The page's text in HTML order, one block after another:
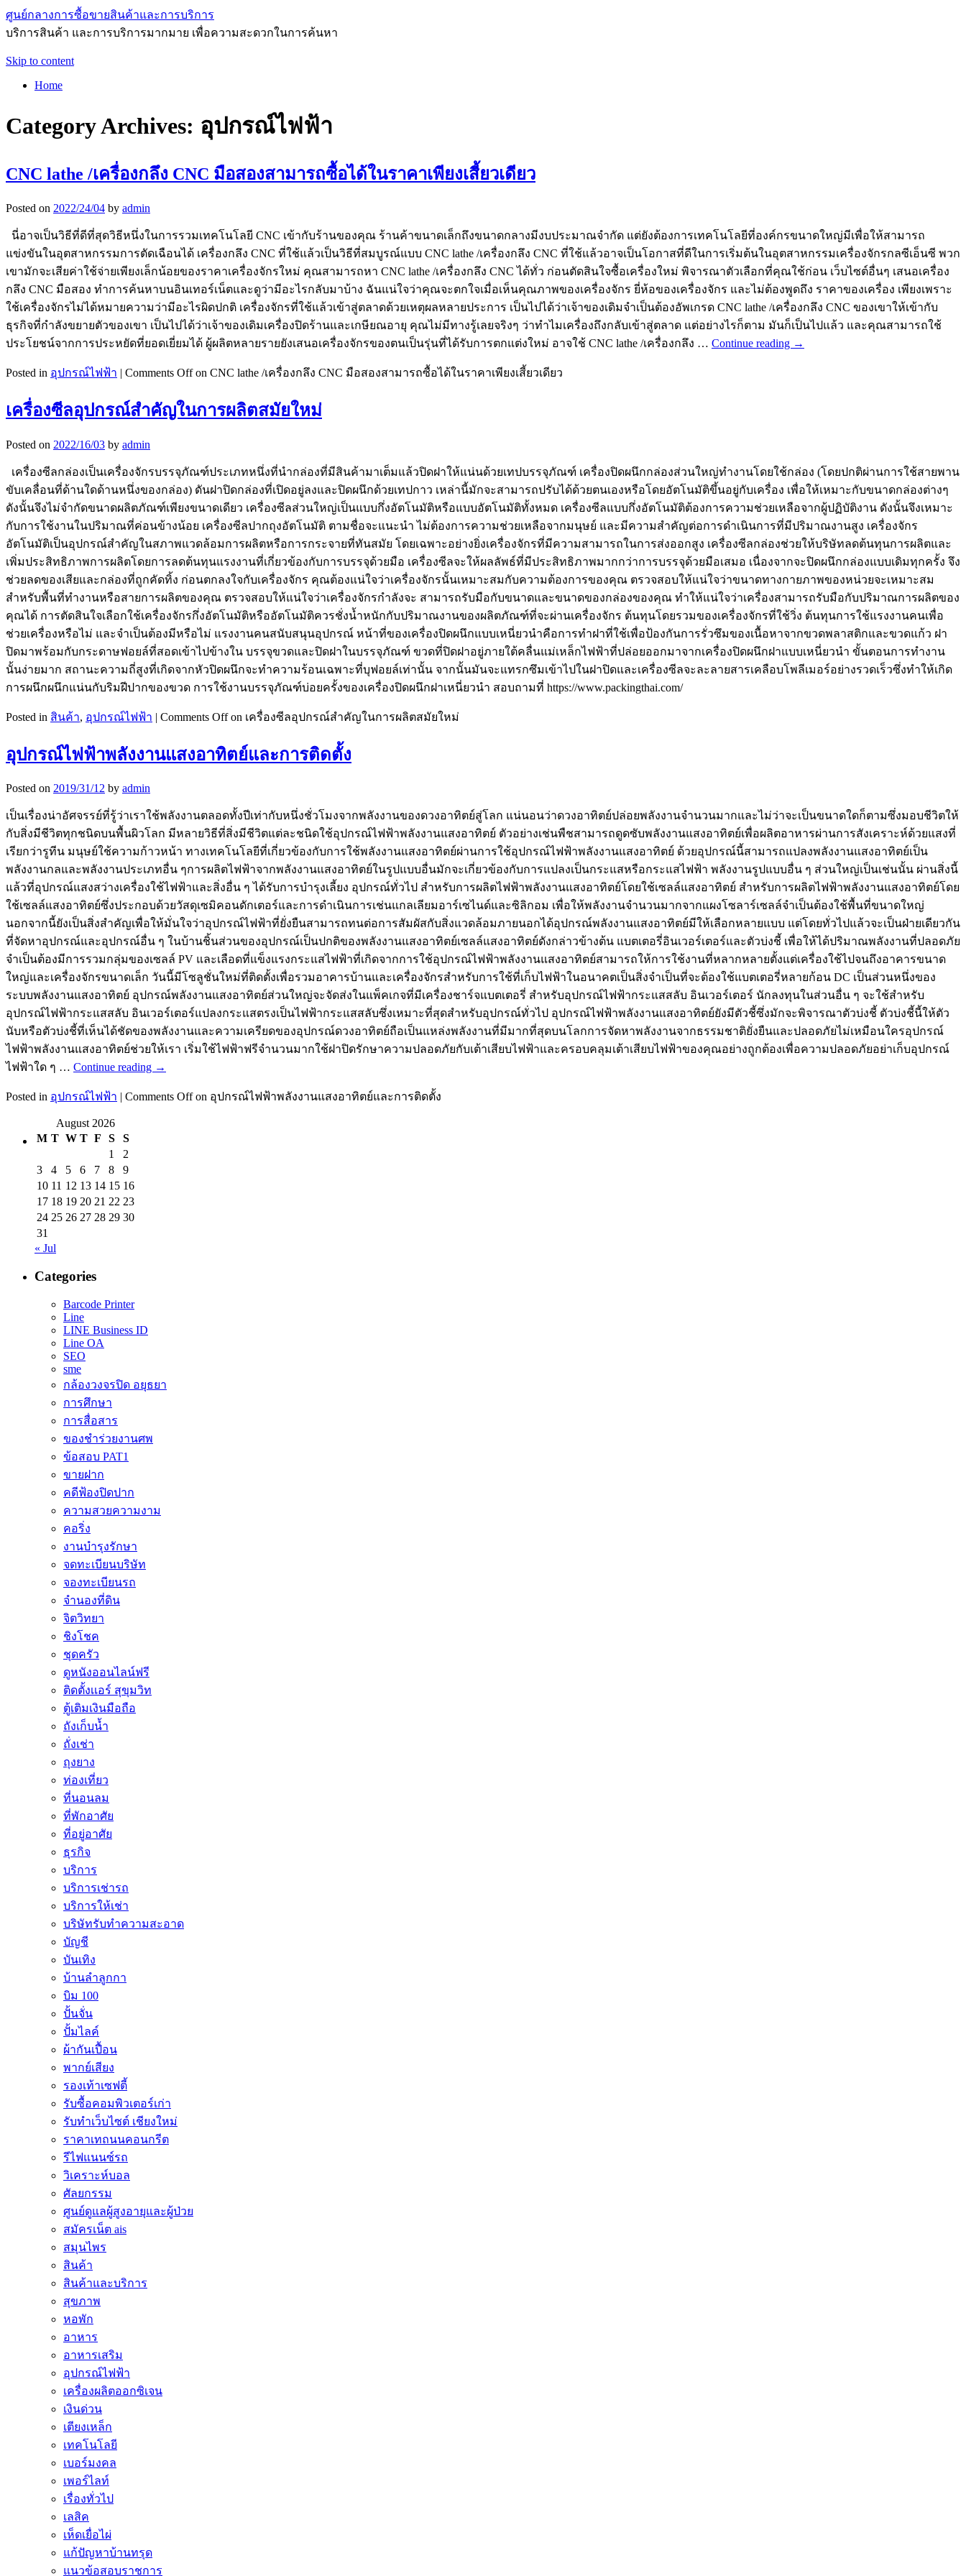
ศูนย์กลางการซื้อขายสินค้าและการบริการ
บริการสินค้า และการบริการมากมาย เพื่อความสะดวกในการค้นหา
Skip to content
Home
Category Archives: อุปกรณ์ไฟฟ้า
CNC lathe /เครื่องกลึง CNC มือสองสามารถซื้อได้ในราคาเพียงเสี้ยวเดียว
Posted on 2022/24/04 by admin
นี่อาจเป็นวิธีที่ดีที่สุดวิธีหนึ่งในการรวมเทคโนโลยี CNC เข้ากับร้านของคุณ ร้านค้าขนาดเล็กถึงขนาดกลางมีงบประมาณจำกัด แต่ยังต้องการเทคโนโลยีที่องค์กรขนาดใหญ่มีเพื่อให้สามารถ
แข่งขันในอุตสาหกรรมการตัดเฉือนได้ เครื่องกลึง CNC ที่ใช้แล้วเป็นวิธีที่สมบูรณ์แบบ CNC lathe /เครื่องกลึง CNC ที่ใช้แล้วอาจเป็นโอกาสที่ดีในการเริ่มต้นในอุตสาหกรรมเครื่องจักรกลซีเอ็นซี พวก
เขามักจะเสียค่าใช้จ่ายเพียงเล็กน้อยของราคาเครื่องจักรใหม่ คุณสามารถหา CNC lathe /เครื่องกลึง CNC ได้ทั่ว ก่อนตัดสินใจซื้อเครื่องใหม่ พิจารณาตัวเลือกที่คุณใช้ก่อน เว็บไซต์อื่นๆ เสนอเครื่อง
กลึง CNC มือสอง ทำการค้นหาบนอินเทอร์เน็ตและดูว่ามีอะไรกลับมาบ้าง ฉันแน่ใจว่าคุณจะตกใจเมื่อเห็นคุณภาพของเครื่องจักร ยี่ห้อของเครื่องจักร และไม่ต้องพูดถึง ราคาของเครื่อง เพียงเพราะ
ใช้เครื่องจักรไม่ได้หมายความว่ามีอะไรผิดปกติ เครื่องจักรที่ใช้แล้วเข้าสู่ตลาดด้วยเหตุผลหลายประการ เป็นไปได้ว่าเจ้าของเดิมจำเป็นต้องอัพเกรด CNC lathe /เครื่องกลึง CNC ของเขาให้เข้ากับ
ธุรกิจที่กำลังขยายตัวของเขา เป็นไปได้ว่าเจ้าของเดิมเครื่องปิดร้านและเกษียณอายุ คุณไม่มีทางรู้เลยจริงๆ ว่าทำไมเครื่องถึงกลับเข้าสู่ตลาด แต่อย่างไรก็ตาม มันก็เป็นไปแล้ว และคุณสามารถใช้
ประโยชน์จากการประหยัดที่ยอดเยี่ยมได้ ผู้ผลิตหลายรายยังเสนอเครื่องจักรของตนเป็นรุ่นที่ได้รับการตกแต่งใหม่ อาจใช้ CNC lathe /เครื่องกลึง … Continue reading →
Posted in อุปกรณ์ไฟฟ้า | Comments Offon CNC lathe /เครื่องกลึง CNC มือสองสามารถซื้อได้ในราคาเพียงเสี้ยวเดียว
เครื่องซีลอุปกรณ์สำคัญในการผลิตสมัยใหม่
Posted on 2022/16/03 by admin
เครื่องซีลกล่องเป็นเครื่องจักรบรรจุภัณฑ์ประเภทหนึ่งที่นำกล่องที่มีสินค้ามาเต็มแล้วปิดฝาให้แน่นด้วยเทปบรรจุภัณฑ์ เครื่องปิดผนึกกล่องส่วนใหญ่ทำงานโดยใช้กล่อง (โดยปกติผ่านการใช้สายพาน
ขับเคลื่อนที่ด้านใดด้านหนึ่งของกล่อง) ดันฝาปิดกล่องที่เปิดอยู่ลงและปิดผนึกด้วยเทปกาว เหล่านี้มักจะสามารถปรับได้ด้วยตนเองหรือโดยอัตโนมัติขึ้นอยู่กับเครื่อง เพื่อให้เหมาะกับขนาดกล่องต่างๆ
ดังนั้นจึงไม่จำกัดขนาดผลิตภัณฑ์เพียงขนาดเดียว เครื่องซีลส่วนใหญ่เป็นแบบกึ่งอัตโนมัติหรือแบบอัตโนมัติทั้งหมด เครื่องซีลแบบกึ่งอัตโนมัติต้องการความช่วยเหลือจากผู้ปฏิบัติงาน ดังนั้นจึงเหมาะ
กับการใช้งานในปริมาณที่ค่อนข้างน้อย เครื่องซีลปากถุงอัตโนมัติ ตามชื่อจะแนะนำ ไม่ต้องการความช่วยเหลือจากมนุษย์ และมีความสำคัญต่อการดำเนินการที่มีปริมาณงานสูง เครื่องจักร
อัตโนมัติเป็นอุปกรณ์สำคัญในสภาพแวดล้อมการผลิตหรือการกระจายที่ทันสมัย ​​โดยเฉพาะอย่างยิ่งเครื่องจักรที่มีความสามารถในการส่งออกสูง เครื่องซีลกล่องช่วยให้บริษัทลดต้นทุนการผลิตและ
เพิ่มประสิทธิภาพการผลิตโดยการลดต้นทุนแรงงานที่เกี่ยวข้องกับการบรรจุด้วยมือ เครื่องซีลจะให้ผลลัพธ์ที่มีประสิทธิภาพมากกว่าการบรรจุด้วยมือเสมอ เนื่องจากจะปิดผนึกกล่องแบบเดิมทุกครั้ง จึง
ช่วยลดของเสียและกล่องที่ถูกคัดทิ้ง ก่อนตกลงใจกับเครื่องจักร คุณต้องแน่ใจว่าเครื่องจักรนั้นเหมาะสมกับความต้องการของคุณ ตรวจสอบให้แน่ใจว่าขนาดทางกายภาพของหน่วยจะเหมาะสม
สำหรับพื้นที่ทำงานหรือสายการผลิตของคุณ ตรวจสอบให้แน่ใจว่าเครื่องจักรกำลังจะ สามารถรับมือกับขนาดและขนาดของกล่องของคุณ ทำให้แน่ใจว่าเครื่องสามารถรับมือกับปริมาณการผลิตของ
คุณได้ การตัดสินใจเลือกใช้เครื่องจักรกึ่งอัตโนมัติหรืออัตโนมัติควรชั่งน้ำหนักกับปริมาณงานของผลิตภัณฑ์ที่จะผ่านเครื่องจักร ต้นทุนโดยรวมของเครื่องจักรที่ใช้วิ่ง ต้นทุนการใช้แรงงานคนเพื่อ
ช่วยเครื่องหรือไม่ และจำเป็นต้องมีหรือไม่ แรงงานคนสนับสนุนอุปกรณ์ หน้าที่ของเครื่องปิดผนึกแบบเหนี่ยวนำคือการทำฝาที่ใช้เพื่อป้องกันการรั่วซึมของเนื้อหาจากขวดพลาสติกและขวดแก้ว ฝา
ปิดมาพร้อมกับกระดาษฟอยล์ที่สอดเข้าไปข้างใน บรรจุขวดและปิดฝาในบรรจุภัณฑ์ ขวดที่ปิดฝาอยู่ภายใต้คลื่นแม่เหล็กไฟฟ้าที่ปล่อยออกมาจากเครื่องปิดผนึกฝาแบบเหนี่ยวนำ ขั้นตอนการทำงาน
นั้นง่ายมาก สถานะความถี่สูงที่เกิดจากหัวปิดผนึกจะทำความร้อนเฉพาะที่บุฟอยล์เท่านั้น จากนั้นมันจะแทรกซึมเข้าไปในฝาปิดและเครื่องซีลจะละลายสารเคลือบโพลีเมอร์อย่างรวดเร็วซึ่งทำให้เกิด
การผนึกผนึกแน่นกับริมฝีปากของขวด การใช้งานบรรจุภัณฑ์บ่อยครั้งของเครื่องปิดผนึกฝาเหนี่ยวนำ สอบถามที่ https://www.packingthai.com/
Posted in สินค้า, อุปกรณ์ไฟฟ้า | Comments Offon เครื่องซีลอุปกรณ์สำคัญในการผลิตสมัยใหม่
อุปกรณ์ไฟฟ้าพลังงานแสงอาทิตย์และการติดตั้ง
Posted on 2019/31/12 by admin
เป็นเรื่องน่าอัศจรรย์ที่รู้ว่าเราใช้พลังงานตลอดทั้งปีเท่ากับหนึ่งชั่วโมงจากพลังงานของดวงอาทิตย์สู่โลก แน่นอนว่าดวงอาทิตย์ปล่อยพลังงานจำนวนมากและไม่ว่าจะเป็นขนาดใดก็ตามซึ่งมอบชีวิตให้
กับสิ่งมีชีวิตทุกชนิดบนพื้นผิวโลก มีหลายวิธีที่สิ่งมีชีวิตแต่ละชนิดใช้อุปกรณ์ไฟฟ้าพลังงานแสงอาทิตย์ ตัวอย่างเช่นพืชสามารถดูดซับพลังงานแสงอาทิตย์เพื่อผลิตอาหารผ่านการสังเคราะห์ด้วยแสงที่
เรียกว่ารูทีน มนุษย์ใช้ความก้าวหน้า ทางเทคโนโลยีที่เกี่ยวข้องกับการใช้พลังงานแสงอาทิตย์ผ่านการใช้อุปกรณ์ไฟฟ้าพลังงานแสงอาทิตย์ ด้วยอุปกรณ์นี้สามารถแปลงพลังงานแสงอาทิตย์เป็น
พลังงานกลและพลังงานประเภทอื่น ๆการผลิตไฟฟ้าจากพลังงานแสงอาทิตย์ในรูปแบบอื่นมักจะเกี่ยวข้องกับการแปลงเป็นกระแสหรือกระแสไฟฟ้า พลังงานรูปแบบอื่น ๆ ส่วนใหญ่เป็นเช่นนั้น ผ่านสิ่งนี้
แล้วที่อุปกรณ์แสงสว่างเครื่องใช้ไฟฟ้าและสิ่งอื่น ๆ ได้รับการบำรุงเลี้ยง อุปกรณ์ทั่วไป สำหรับการผลิตไฟฟ้าพลังงานแสงอาทิตย์โดยใช้เซลล์แสงอาทิตย์ สำหรับการผลิตไฟฟ้าพลังงานแสงอาทิตย์โดย
ใช้เซลล์แสงอาทิตย์ซึ่งประกอบด้วยวัสดุเซมิคอนดักเตอร์และการดำเนินการเช่นแกลเลียมอาร์เซไนด์และซิลิกอม เพื่อให้พลังงานจำนวนมากจากแผงโซลาร์เซลล์จำเป็นต้องใช้พื้นที่ขนาดใหญ่
นอกจากนี้ยังเป็นสิ่งสำคัญเพื่อให้มั่นใจว่าอุปกรณ์ไฟฟ้าที่ยั่งยืนสามารถทนต่อการสัมผัสกับสิ่งแวดล้อมภายนอกได้อุปกรณ์พลังงานแสงอาทิตย์มีให้เลือกหลายแบบ แต่โดยทั่วไปแล้วจะเป็นฝ่ายเดียวกัน
ที่จัดหาอุปกรณ์และอุปกรณ์อื่น ๆ ในบ้านชิ้นส่วนของอุปกรณ์เป็นปกติของพลังงานแสงอาทิตย์เซลล์แสงอาทิตย์ดังกล่าวข้างต้น แบตเตอรี่อินเวอร์เตอร์และตัวบ่งชี้ เพื่อให้ได้ปริมาณพลังงานที่ปลอดภัย
จำเป็นต้องมีการรวมกลุ่มของเซลล์ PV และเลือดที่แข็งแรงกระแสไฟฟ้าที่เกิดจากการใช้อุปกรณ์ไฟฟ้าพลังงานแสงอาทิตย์สามารถให้การใช้งานที่หลากหลายตั้งแต่เครื่องใช้ไปจนถึงอาคารขนาด
ใหญ่และเครื่องจักรขนาดเล็ก วันนี้มีโซลูชั่นใหม่ที่ติดตั้งเพื่อรวมอาคารบ้านและเครื่องจักรสำหรับการใช้ที่เก็บไฟฟ้าในอนาคตเป็นสิ่งจำเป็นที่จะต้องใช้แบตเตอรี่หลายก้อน DC เป็นส่วนหนึ่งของ
ระบบพลังงานแสงอาทิตย์ อุปกรณ์พลังงานแสงอาทิตย์ส่วนใหญ่จะจัดส่งในแพ็คเกจที่มีเครื่องชาร์จแบตเตอรี่ สำหรับอุปกรณ์ไฟฟ้ากระแสสลับ อินเวอร์เตอร์ นักลงทุนในส่วนอื่น ๆ จะใช้สำหรับ
อุปกรณ์ไฟฟ้ากระแสสลับ อินเวอร์เตอร์แปลงกระแสตรงเป็นไฟฟ้ากระแสสลับซึ่งเหมาะที่สุดสำหรับอุปกรณ์ทั่วไป อุปกรณ์ไฟฟ้าพลังงานแสงอาทิตย์ยังมีตัวชี้ซึ่งมักจะพิจารณาตัวบ่งชี้ ตัวบ่งชี้นี้ให้ตัว
นับหรือตัวบ่งชี้ที่เห็นได้ชัดของพลังงานและความเครียดของอุปกรณ์ดวงอาทิตย์ถือเป็นแหล่งพลังงานที่มีมากที่สุดบนโลกการจัดหาพลังงานจากธรรมชาติยั่งยืนและปลอดภัยไม่เหมือนใครอุปกรณ์
ไฟฟ้าพลังงานแสงอาทิตย์ช่วยให้เรา เริ่มใช้ไฟฟ้าฟรีจำนวนมากใช้ฝาปิดรักษาความปลอดภัยกับเต้าเสียบไฟฟ้าและครอบคลุมเต้าเสียบไฟฟ้าของคุณอย่างถูกต้องเพื่อความปลอดภัยอย่าเก็บอุปกรณ์
ไฟฟ้าใด ๆ … Continue reading →
Posted in อุปกรณ์ไฟฟ้า | Comments Offon อุปกรณ์ไฟฟ้าพลังงานแสงอาทิตย์และการติดตั้ง
August 2026
M T W T F S
S
1
2
3
4 5 6 7 8
9
10 11 12 13 14 15 16
17 18 19 20 21 22 23
24 25 26 27 28 29 30
31
« Jul
Categories
Barcode Printer
Line
LINE Business ID
Line OA
SEO
sme
กล้องวงจรปิด อยุธยา
การศึกษา
การสื่อสาร
ของชำร่วยงานศพ
ข้อสอบ PAT1
ขายฝาก
คดีฟ้องปิดปาก
ความสวยความงาม
คอริ่ง
งานบำรุงรักษา
จดทะเบียนบริษัท
จองทะเบียนรถ
จำนองที่ดิน
จิตวิทยา
ชิงโชค
ชุดครัว
ดูหนังออนไลน์ฟรี
ติดตั้งเเอร์ สุขุมวิท
ตู้เติมเงินมือถือ
ถังเก็บน้ำ
ถั่งเช่า
ถุงยาง
ท่องเที่ยว
ที่นอนลม
ที่พักอาศัย
ที่อยู่อาศัย
ธุรกิจ
บริการ
บริการเช่ารถ
บริการให้เช่า
บริษัทรับทำความสะอาด
บัญชี
บันเทิง
บ้านลำลูกกา
บิม 100
ปั้นจั่น
ปั้มไลค์
ผ้ากันเปื้อน
พากย์เสียง
รองเท้าเซฟตี้
รับซื้อคอมพิวเตอร์เก่า
รับทำเว็บไซต์ เชียงใหม่
ราคาเทถนนคอนกรีต
รีไฟแนนซ์รถ
วิเคราะห์บอล
ศัลยกรรม
ศูนย์ดูแลผู้สูงอายุและผู้ป่วย
สมัครเน็ต ais
สมุนไพร
สินค้า
สินค้าและบริการ
สุขภาพ
หอพัก
อาหาร
อาหารเสริม
อุปกรณ์ไฟฟ้า
เครื่องผลิตออกซิเจน
เงินด่วน
เตียงเหล็ก
เทคโนโลยี
เบอร์มงคล
เพอร์ไลท์
เรื่องทั่วไป
เลสิค
เห็ดเยื่อไผ่
แก้ปัญหาบ้านทรุด
แนวข้อสอบราชการ